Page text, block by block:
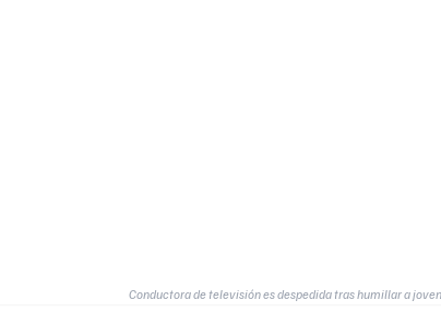
Conductora de televisión es despedida tras humillar a